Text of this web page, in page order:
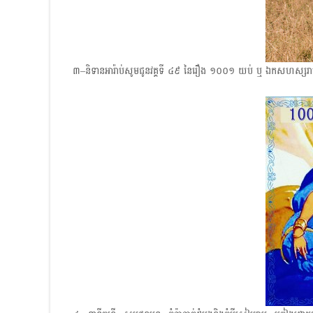
៣–​និទានអារ៉ាប់សូមជូនវគ្គទី ៤៩ ​នៃរឿង​ ១០០១ ​យប់ ​ឬ ឯកសហស្សរ